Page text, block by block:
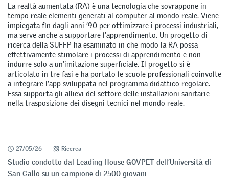
La realtà aumentata (RA) è una tecnologia che sovrappone in
tempo reale elementi generati al computer al mondo reale. Viene
impiegata fin dagli anni ’90 per ottimizzare i processi industriali,
ma serve anche a supportare l’apprendimento. Un progetto di
ricerca della SUFFP ha esaminato in che modo la RA possa
effettivamente stimolare i processi di apprendimento e non
indurre solo a un’imitazione superficiale. Il progetto si è
articolato in tre fasi e ha portato le scuole professionali coinvolte
a integrare l’app sviluppata nel programma didattico regolare.
Essa supporta gli allievi del settore delle installazioni sanitarie
nella trasposizione dei disegni tecnici nel mondo reale.
27/05/26 Ricerca
Studio condotto dal Leading House GOVPET dell’Università di
San Gallo su un campione di 2500 giovani